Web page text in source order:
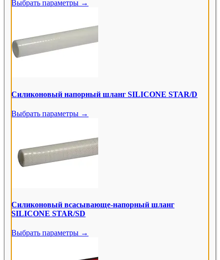
Выбрать параметры →
Силиконовый напорный шланг SILICONE STAR/D
Выбрать параметры →
Силиконовый всасывающе-напорный шланг
SILICONE STAR/SD
Выбрать параметры →